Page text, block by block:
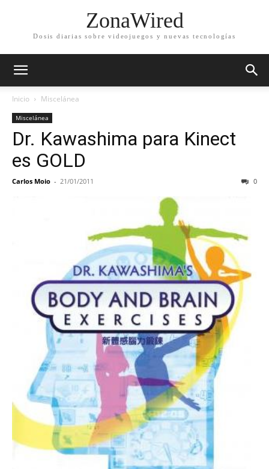
ZonaWired
Dosis diarias sobre videojuegos y nuevas tecnologías
Inicio Miscelánea
Miscelánea
Dr. Kawashima para Kinect
es GOLD
Carlos Moio - 21/01/2011 0